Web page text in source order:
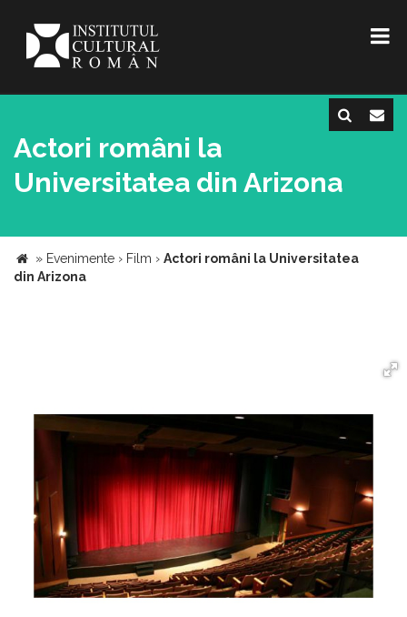
Actori români la
Universitatea din Arizona
» Evenimente › Film › Actori români la Universitatea
din Arizona